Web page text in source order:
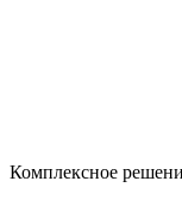
Комплексное